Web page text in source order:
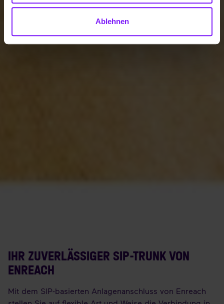
Ablehnen
IHR ZUVERLÄSSIGER SIP-TRUNK VON
ENREACH
Mit dem SIP-basierten Anlagenanschluss von Enreach